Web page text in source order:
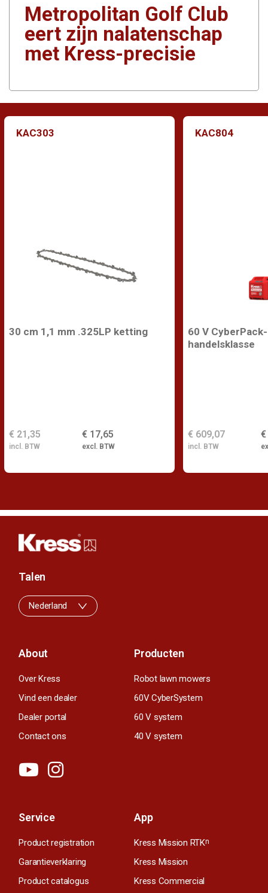
Metropolitan Golf Club
eert zijn nalatenschap
met Kress-precisie
KAC303
30 cm 1,1 mm .325LP ketting
€ 17,65
excl. BTW
€ 21,35
incl. BTW
KAC804
60 V
handelsklasse
€
€ 609,07
incl. BTW
About
Over Kress
Vind een dealer
Dealer portal
Contact ons
Producten
Robot lawn mowers
60V CyberSystem
60 V system
40 V system
Service
Product registration
Garantieverklaring
Product catalogus
App
Kress Mission RTKn
Kress Mission
Kress Commercial
Talen
Nederland